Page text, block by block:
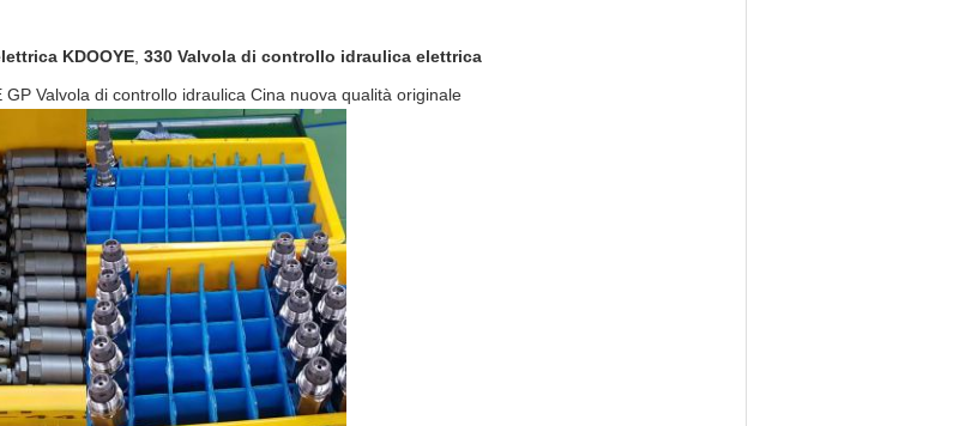
KDOOYE 330 Valvola di controllo idraulica elettrica
Valvola di controllo idraulica Cina nuova qualità originale